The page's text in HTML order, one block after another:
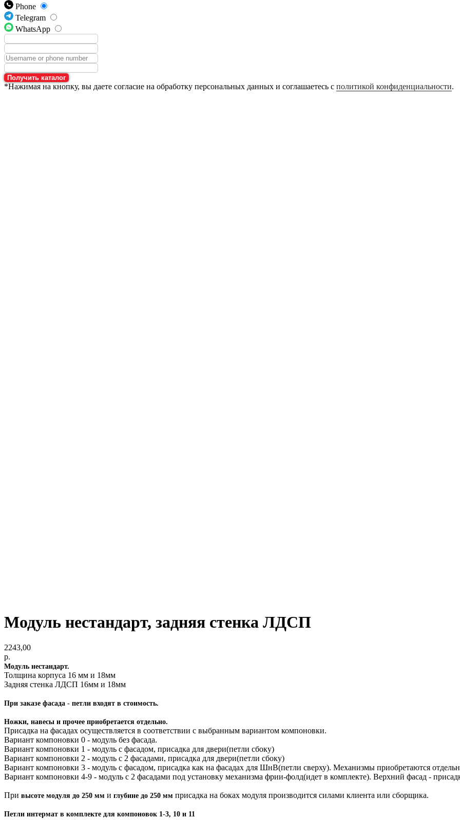
Phone
Telegram
WhatsApp
Получить каталог
*Нажимая на кнопку, вы даете согласие на обработку персональных данных и соглашаетесь с политикой конфиденциальности.
Модуль нестандарт, задняя стенка ЛДСП
2243,00
р.
Модуль нестандарт.
Толщина корпуса 16 мм и 18мм
Задняя стенка ЛДСП 16мм и 18мм
При заказе фасада - петли входят в стоимость.
Ножки, навесы и прочее приобретается отдельно.
Присадка на фасадах осуществляется в соответствии с выбранным вариантом компоновки.
Вариант компоновки 0 - модуль без фасада.
Вариант компоновки 1 - модуль с фасадом, присадка для двери(петли сбоку)
Вариант компоновки 2 - модуль с 2 фасадами, присадка для двери(петли сбоку)
Вариант компоновки 3 - модуль с фасадом, присадка как на фасадах для ШнВ(петли сверху). Механизмы приобретаются
Вариант компоновки 4-9 - модуль с 2 фасадами под установку механизма фрии-фолд(идет в комплекте). Верхний фасад -
При высоте модуля до 250 мм и глубине до 250 мм присадка на боках модуля производится силами клиента или сборщика.
Петли интермат в комплекте для компоновок 1-3, 10 и 11